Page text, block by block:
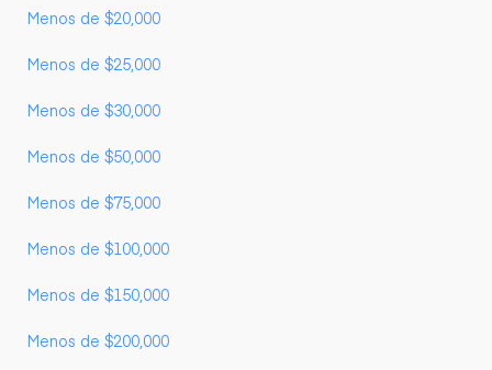
Menos de $20,000
Menos de $25,000
Menos de $30,000
Menos de $50,000
Menos de $75,000
Menos de $100,000
Menos de $150,000
Menos de $200,000